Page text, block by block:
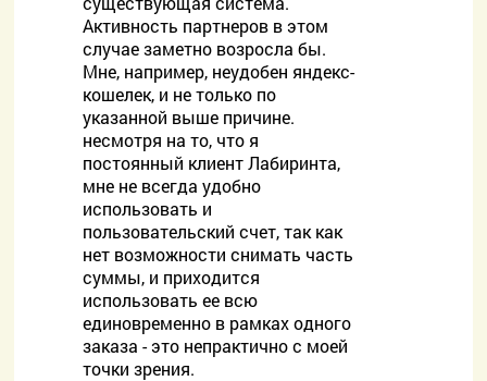
Активность партнеров в этом
случае заметно возросла бы.
Мне, например, неудобен яндекс-
кошелек, и не только по
указанной выше причине.
несмотря на то, что я
постоянный клиент Лабиринта,
мне не всегда удобно
использовать и
пользовательский счет, так как
нет возможности снимать часть
суммы, и приходится
использовать ее всю
единовременно в рамках одного
заказа - это непрактично с моей
точки зрения.